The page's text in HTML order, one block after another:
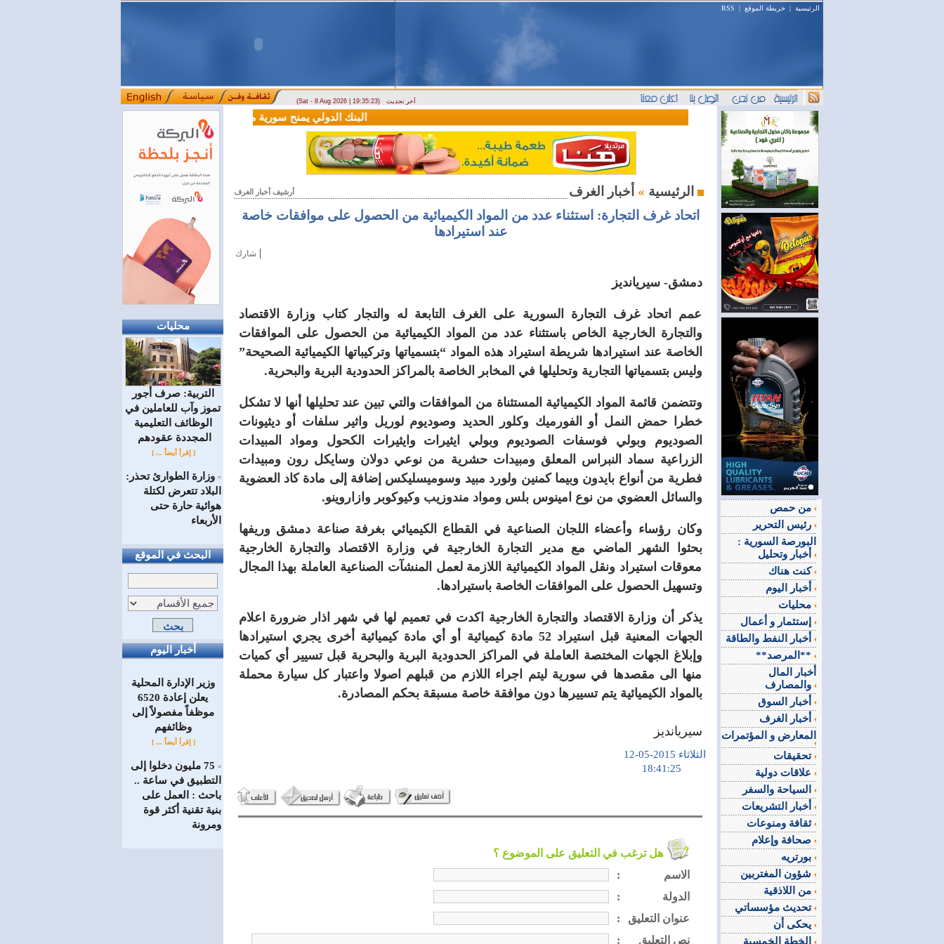
الرئيسية | خريطة الموقع |
RSS
(Sat - 8 Aug 2026 | 19:35:23) آخر تحديث
محليات
التربية: صرف أجور
تموز وآب للعاملين في
الوظائف ‏التعليمية
المجددة عقودهم ‏
[ إقرأ أيضاً ... ]
= وزارة الطوارئ تحذر:
البلاد تتعرض لكتلة
هوائية حارة حتى
الأربعاء
البحث في الموقع
أخبار اليوم
وزير الإدارة المحلية
يعلن إعادة 6520
موظفاً مفصولاً إلى
‏وظائفهم
[ إقرأ أيضاً ... ]
=
75 مليون دخلوا إلى
التطبيق في ساعة ..
باحث : العمل على
بنية تقنية أكثر قوة
ومرونة
البنك الدولي يمنح سورية منحة مالية بقيمة 100 مليون دولار لدعم إصلاحات القطاع المالي
أرشيف أخبار الغرف الرئيسية »
اتحاد غرف التجارة: استثناء عدد من المواد الكيميائية من الحصول على موافقات خاصة
عند استيرادها
شارك |
دمشق- سيريانديز
عمم اتحاد غرف التجارة السورية على الغرف التابعة له والتجار كتاب وزارة الاقتصاد
والتجارة الخارجية الخاص باستثناء عدد من المواد الكيميائية من الحصول على الموافقات
الخاصة عند استيرادها شريطة استيراد هذه المواد “بتسمياتها وتركيباتها الكيميائية الصحيحة”
وليس بتسمياتها التجارية وتحليلها في المخابر الخاصة بالمراكز الحدودية البرية والبحرية.
وتتضمن قائمة المواد الكيميائية المستثناة من الموافقات والتي تبين عند تحليلها أنها لا تشكل
خطرا حمض النمل أو الفورميك وكلور الحديد وصوديوم لوريل واثير سلفات أو ديثيونات
الصوديوم وبولي فوسفات الصوديوم وبولي ايثيرات وايثيرات الكحول ومواد المبيدات
الزراعية سماد النبراس المعلق ومبيدات حشرية من نوعي دولان وسايكل رون ومبيدات
فطرية من أنواع بايدون وبيما كمنين ولورد مبيد وسوميسليكس إضافة إلى مادة كاد العضوية
والسائل العضوي من نوع امينوس بلس ومواد مندوزيب وكيوكوبر وازاروينو.
وكان رؤساء وأعضاء اللجان الصناعية في القطاع الكيميائي بغرفة صناعة دمشق وريفها
بحثوا الشهر الماضي مع مدير التجارة الخارجية في وزارة الاقتصاد والتجارة الخارجية
معوقات استيراد ونقل المواد الكيميائية اللازمة لعمل المنشآت الصناعية العاملة بهذا المجال
وتسهيل الحصول على الموافقات الخاصة باستيرادها.
يذكر أن وزارة الاقتصاد والتجارة الخارجية اكدت في تعميم لها في شهر اذار ضرورة اعلام
الجهات المعنية قبل استيراد 52 مادة كيميائية أو أي مادة كيميائية أخرى يجري استيرادها
وإبلاغ الجهات المختصة العاملة في المراكز الحدودية البرية والبحرية قبل تسيير أي كميات
منها الى مقصدها في سورية ليتم اجراء اللازم من قبلهم اصولا واعتبار كل سيارة محملة
بالمواد الكيميائية يتم تسييرها دون موافقة خاصة مسبقة بحكم المصادرة.
سيريانديز
الثلاثاء 2015-05-12
هل ترغب في التعليق على الموضوع ؟
:
الاسم
:
الدولة
:
عنوان التعليق
:
نص التعليق
البورصة السورية :
كنت هناك
**المرصد**
أخبار المال
المعارض و المؤتمرات
تحقيقات
ثقافة ومنوعات
تحديث مؤسساتي